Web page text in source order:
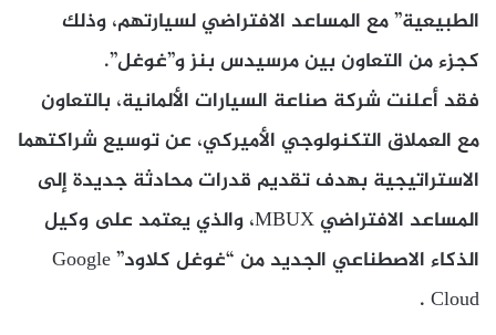
الطبيعية” مع المساعد الافتراضي لسيارتهم، وذلك
كجزء من التعاون بين مرسيدس بنز و”غوغل”.
فقد أعلنت شركة صناعة السيارات الألمانية، بالتعاون
مع العملاق التكنولوجي الأميركي، عن توسيع شراكتهما
الاستراتيجية بهدف تقديم قدرات محادثة جديدة إلى
المساعد الافتراضي MBUX، والذي يعتمد على وكيل
الذكاء الاصطناعي الجديد من “غوغل كلاود” Google
Cloud .